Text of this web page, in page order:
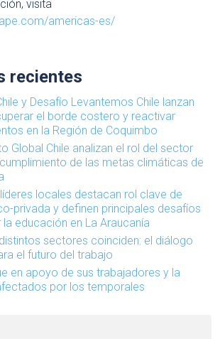
visita
americas-es/
recientes
y Desafío Levantemos Chile lanzan
el borde costero y reactivar
en la Región de Coquimbo
Global Chile analizan el rol del sector
de las metas climáticas de
locales destacan rol clave de
privada y definen principales desafíos
educación en La Araucanía
sectores coinciden: el diálogo
el futuro del trabajo
en apoyo de sus trabajadores y la
por los temporales